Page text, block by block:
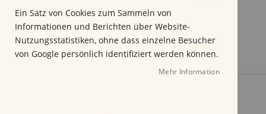
d
g
a
l
Ein Satz von Cookies zum Sammeln von
Informationen und Berichten über Website-
Nutzungsstatistiken, ohne dass einzelne Besucher
von Google persönlich identifiziert werden können.
Mehr Information